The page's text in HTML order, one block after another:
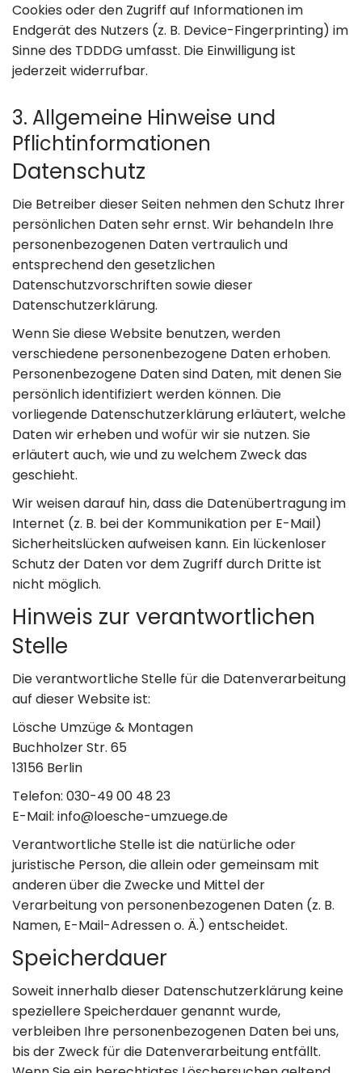
Cookies oder den Zugriff auf Informationen im
Endgerät des Nutzers (z. B. Device-Fingerprinting) im
Sinne des TDDDG umfasst. Die Einwilligung ist
jederzeit widerrufbar.
3. Allgemeine Hinweise und
Pflicht­informationen
Datenschutz
Die Betreiber dieser Seiten nehmen den Schutz Ihrer
persönlichen Daten sehr ernst. Wir behandeln Ihre
personenbezogenen Daten vertraulich und
entsprechend den gesetzlichen
Datenschutzvorschriften sowie dieser
Datenschutzerklärung.
Wenn Sie diese Website benutzen, werden
verschiedene personenbezogene Daten erhoben.
Personenbezogene Daten sind Daten, mit denen Sie
persönlich identifiziert werden können. Die
vorliegende Datenschutzerklärung erläutert, welche
Daten wir erheben und wofür wir sie nutzen. Sie
erläutert auch, wie und zu welchem Zweck das
geschieht.
Wir weisen darauf hin, dass die Datenübertragung im
Internet (z. B. bei der Kommunikation per E-Mail)
Sicherheitslücken aufweisen kann. Ein lückenloser
Schutz der Daten vor dem Zugriff durch Dritte ist
nicht möglich.
Hinweis zur verantwortlichen
Stelle
Die verantwortliche Stelle für die Datenverarbeitung
auf dieser Website ist:
Lösche Umzüge & Montagen
Buchholzer Str. 65
13156 Berlin
Telefon: 030-49 00 48 23
E-Mail: info@loesche-umzuege.de
Verantwortliche Stelle ist die natürliche oder
juristische Person, die allein oder gemeinsam mit
anderen über die Zwecke und Mittel der
Verarbeitung von personenbezogenen Daten (z. B.
Namen, E-Mail-Adressen o. Ä.) entscheidet.
Speicherdauer
Soweit innerhalb dieser Datenschutzerklärung keine
speziellere Speicherdauer genannt wurde,
verbleiben Ihre personenbezogenen Daten bei uns,
bis der Zweck für die Datenverarbeitung entfällt.